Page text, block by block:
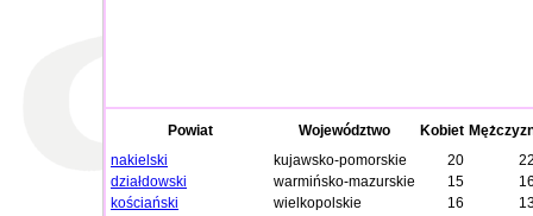
Powiat Województwo Kobiet
nakielski
kujawsko-pomorskie 20
działdowski
warmińsko-mazurskie 15
kościański
wielkopolskie 16